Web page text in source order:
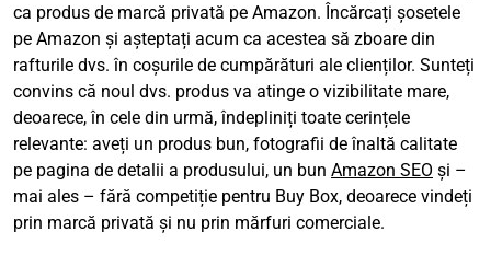
ca produs de marcă privată pe Amazon. Încărcați șosetele
pe Amazon și așteptați acum ca acestea să zboare din
rafturile dvs. în coșurile de cumpărături ale clienților. Sunteți
convins că noul dvs. produs va atinge o vizibilitate mare,
deoarece, în cele din urmă, îndepliniți toate cerințele
relevante: aveți un produs bun, fotografii de înaltă calitate
pe pagina de detalii a produsului, un bun Amazon SEO și –
mai ales – fără competiție pentru Buy Box, deoarece vindeți
prin marcă privată și nu prin mărfuri comerciale.